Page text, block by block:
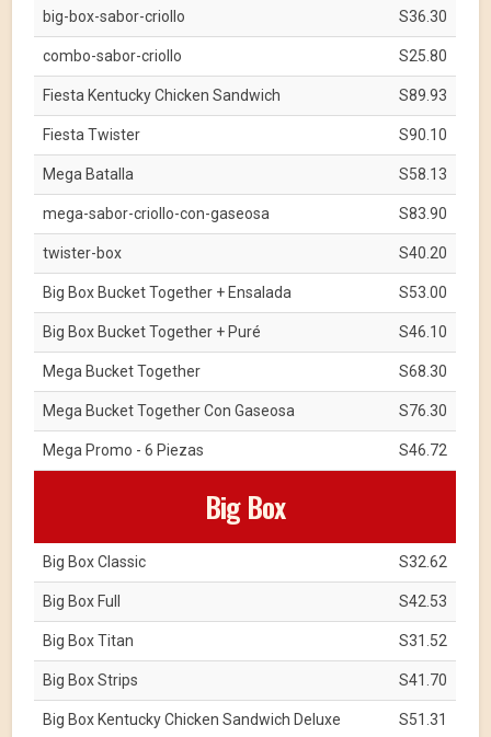
big-box-sabor-criollo S36.30
combo-sabor-criollo S25.80
Fiesta Kentucky Chicken Sandwich S89.93
Fiesta Twister S90.10
Mega Batalla S58.13
mega-sabor-criollo-con-gaseosa S83.90
twister-box S40.20
Big Box Bucket Together + Ensalada S53.00
Big Box Bucket Together + Puré S46.10
Mega Bucket Together S68.30
Mega Bucket Together Con Gaseosa S76.30
Mega Promo - 6 Piezas S46.72
Big Box
Big Box Classic S32.62
Big Box Full S42.53
Big Box Titan S31.52
Big Box Strips S41.70
Big Box Kentucky Chicken Sandwich Deluxe S51.31